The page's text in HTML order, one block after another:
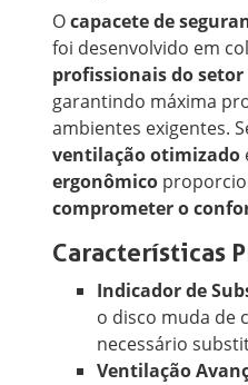
Ocapacete de
foi desenvolvido em
profissionais do
garantindo máxima
ambientes exigentes.
ventilação otimizado
ergonômico
comprometer o
Características
Indicador de
o disco muda de
necessário
Ventilação